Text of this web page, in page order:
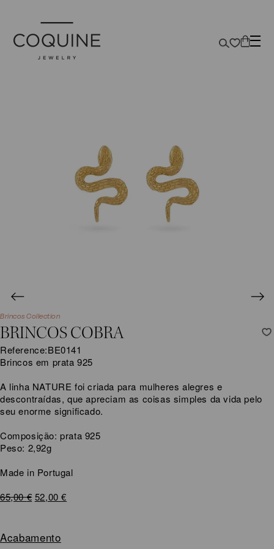
Brincos Collection
BRINCOS COBRA
Reference:BE0141
Brincos em prata 925
A linha NATURE foi criada para mulheres alegres e
descontraídas, que apreciam as coisas simples da vida pelo
seu enorme significado.
Composição: prata 925
Peso: 2,92g
Made in Portugal
65,00€ O
65,00 €.
52,00€
Acabamento